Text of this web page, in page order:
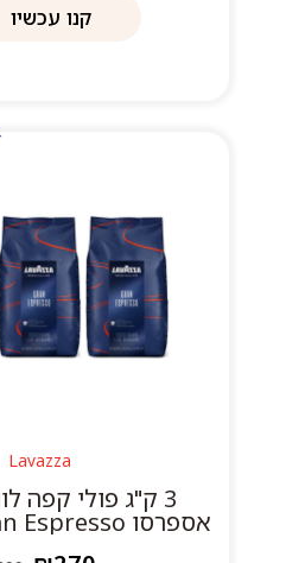
קנו עכשיו
Lavazza
3 ק"ג פולי קפה
אספרסו Lavazza Gran Espresso